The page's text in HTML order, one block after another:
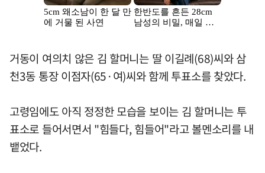
거동이 여의치 않은 김 할머니는 딸 이길례(68)씨와 삼
천3동 통장 이점자(65·여)씨와 함께 투표소를 찾았다.
고령임에도 아직 정정한 모습을 보이는 김 할머니는 투
표소로 들어서면서 "힘들다, 힘들어"라고 볼멘소리를 내
뱉었다.